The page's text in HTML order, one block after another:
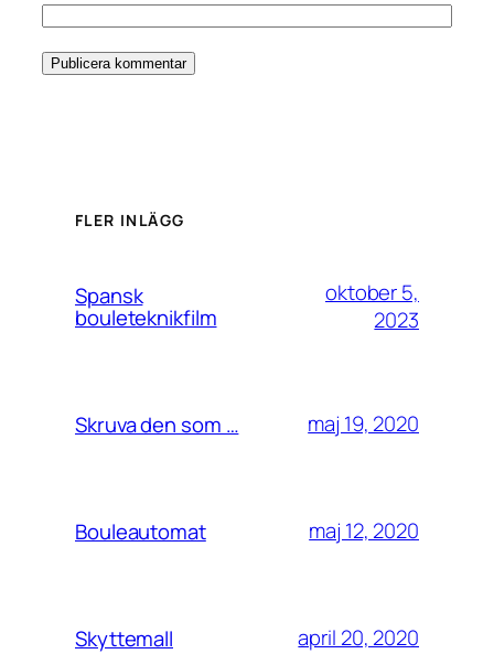
FLER INLÄGG
Spansk
bouleteknikfilm
oktober 5,
2023
Skruva den som … maj 19, 2020
Bouleautomat maj 12, 2020
Skyttemall april 20, 2020